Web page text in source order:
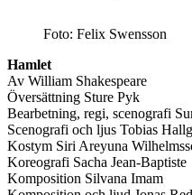
Foto: Felix Swensson
Hamlet
Av William Shakespeare
Översättning Sture Pyk
Bearbetning, regi, scenografi
Scenografi och ljus Tobias
Kostym Siri Areyuna
Koreografi Sacha Jean-Baptiste
Komposition Silvana Imam